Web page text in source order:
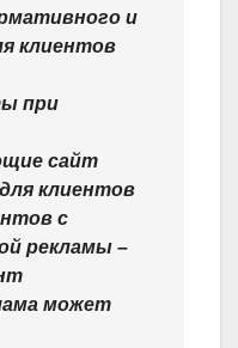
и
клиентов
при
сайт
клиентов
с
рекламы –
может